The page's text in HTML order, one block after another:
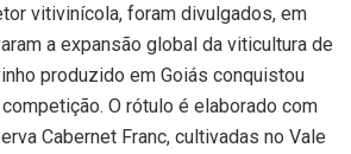
vitivinícola, foram divulgados, em
a expansão global da viticultura de
produzido em Goiás conquistou
O rótulo é elaborado com
Cabernet Franc, cultivadas no Vale